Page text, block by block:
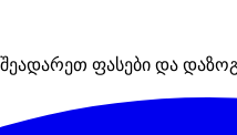
შეადარეთ ფასები და